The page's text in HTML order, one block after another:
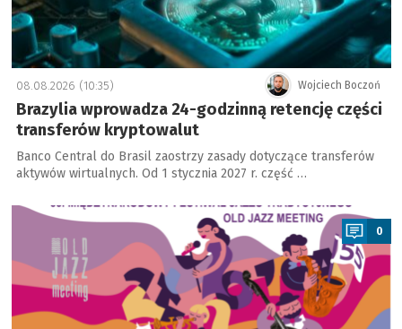
Wojciech Boczoń
08.08.2026 (10:35)
Brazylia wprowadza 24-godzinną retencję części
transferów kryptowalut
Banco Central do Brasil zaostrzy zasady dotyczące transferów
aktywów wirtualnych. Od 1 stycznia 2027 r. część …
a
0